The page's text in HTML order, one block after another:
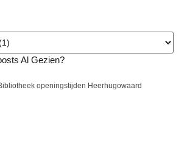
Al Gezien?
openingstijden Heerhugowaard